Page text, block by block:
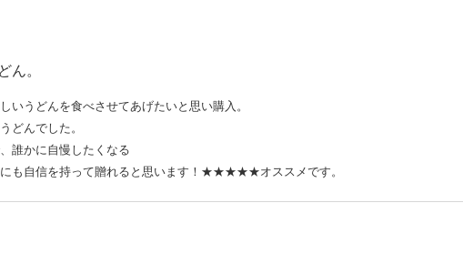
ん。
いうどんを食べさせてあげたいと思い購入。
どんでした。
誰かに自慢したくなる
も自信を持って贈れると思います！★★★★★オススメです。